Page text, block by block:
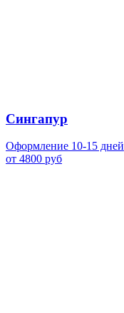
Сингапур
Оформление 10-15 дней
от 4800 руб